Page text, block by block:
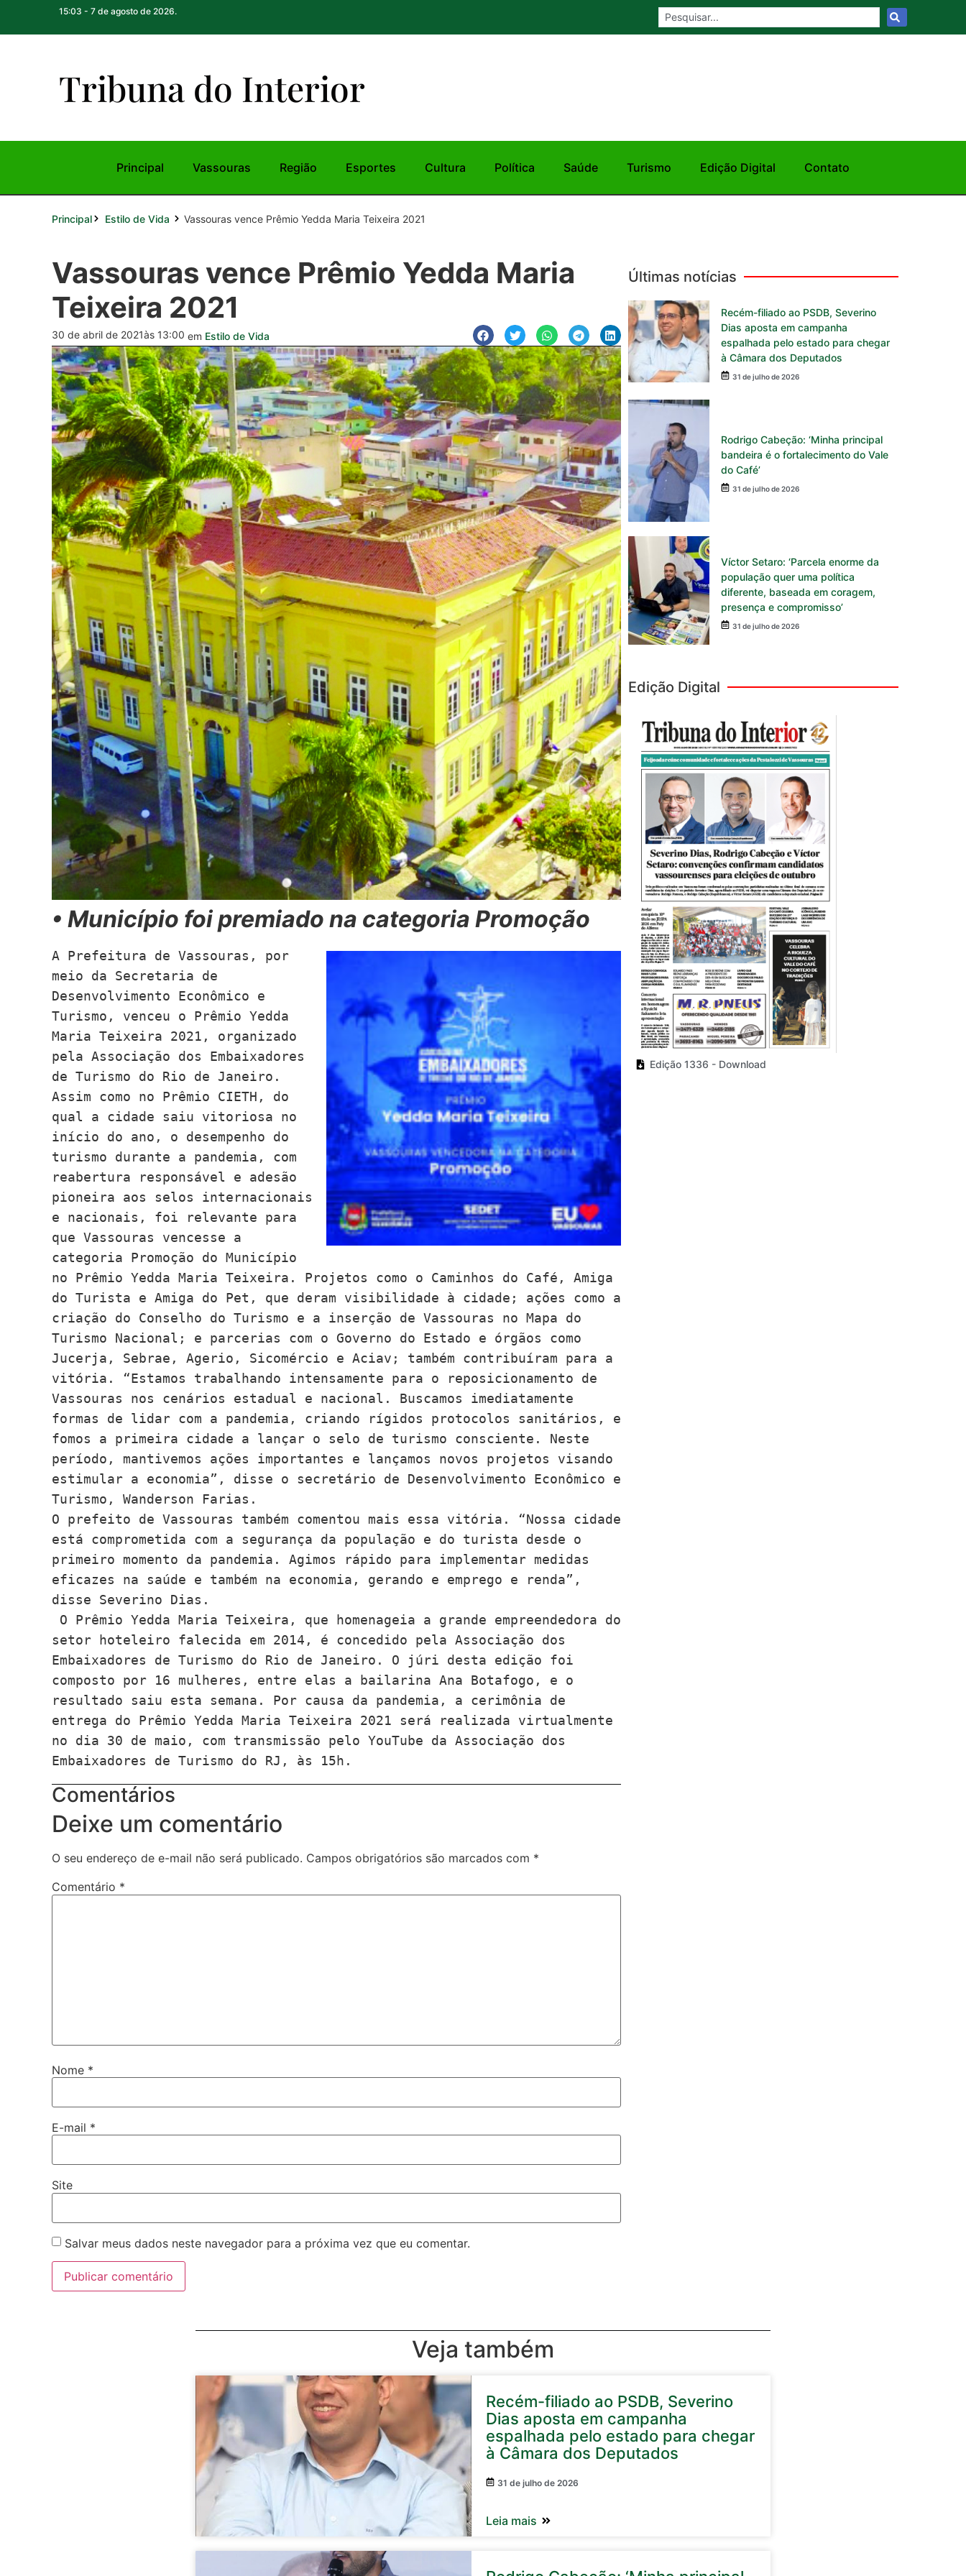
15:03 - 7 de agosto de 2026.
Tribuna do Interior
Principal Vassouras Região Esportes Cultura Política Saúde Turismo Edição Digital Contato
Principal Estilo de Vida Vassouras vence Prêmio Yedda Maria Teixeira 2021
Vassouras vence Prêmio Yedda Maria
Teixeira 2021
30 de abril de 2021às 13:00 em Estilo de Vida
• Município foi premiado na categoria Promoção
A Prefeitura de Vassouras, por
meio da Secretaria de
Desenvolvimento Econômico e
Turismo, venceu o Prêmio Yedda
Maria Teixeira 2021, organizado
pela Associação dos Embaixadores
de Turismo do Rio de Janeiro.
Assim como no Prêmio CIETH, do
qual a cidade saiu vitoriosa no
início do ano, o desempenho do
turismo durante a pandemia, com
reabertura responsável e adesão
pioneira aos selos internacionais
e nacionais, foi relevante para
que Vassouras vencesse a
categoria Promoção do Município
no Prêmio Yedda Maria Teixeira. Projetos como o Caminhos do Café, Amiga
do Turista e Amiga do Pet, que deram visibilidade à cidade; ações como a
criação do Conselho do Turismo e a inserção de Vassouras no Mapa do
Turismo Nacional; e parcerias com o Governo do Estado e órgãos como
Jucerja, Sebrae, Agerio, Sicomércio e Aciav; também contribuíram para a
vitória. “Estamos trabalhando intensamente para o reposicionamento de
Vassouras nos cenários estadual e nacional. Buscamos imediatamente
formas de lidar com a pandemia, criando rígidos protocolos sanitários, e
fomos a primeira cidade a lançar o selo de turismo consciente. Neste
período, mantivemos ações importantes e lançamos novos projetos visando
estimular a economia”, disse o secretário de Desenvolvimento Econômico e
Turismo, Wanderson Farias.
O prefeito de Vassouras também comentou mais essa vitória. “Nossa cidade
está comprometida com a segurança da população e do turista desde o
primeiro momento da pandemia. Agimos rápido para implementar medidas
eficazes na saúde e também na economia, gerando e emprego e renda”,
disse Severino Dias.
setor hoteleiro falecida em 2014, é concedido pela Associação dos
Embaixadores de Turismo do Rio de Janeiro. O júri desta edição foi
composto por 16 mulheres, entre elas a bailarina Ana Botafogo, e o
resultado saiu esta semana. Por causa da pandemia, a cerimônia de
entrega do Prêmio Yedda Maria Teixeira 2021 será realizada virtualmente
no dia 30 de maio, com transmissão pelo YouTube da Associação dos
Embaixadores de Turismo do RJ, às 15h.
Comentários
Deixe um comentário
O seu endereço de e-mail não será publicado. Campos obrigatórios são marcados com *
Comentário *
Nome *
E-mail *
Site
Salvar meus dados neste navegador para a próxima vez que eu comentar.
Últimas notícias
Recém-filiado ao PSDB, Severino
Dias aposta em campanha
espalhada pelo estado para chegar
à Câmara dos Deputados
31 de julho de 2026
Rodrigo Cabeção: ‘Minha principal
bandeira é o fortalecimento do Vale
do Café’
31 de julho de 2026
Víctor Setaro: ‘Parcela enorme da
população quer uma política
diferente, baseada em coragem,
presença e compromisso’
31 de julho de 2026
Edição Digital
Edição 1336 - Download
Veja também
Recém-filiado ao PSDB, Severino
Dias aposta em campanha
espalhada pelo estado para chegar
à Câmara dos Deputados
31 de julho de 2026
Leia mais